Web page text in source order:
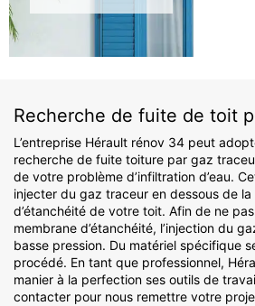
Recherche de fuite de toit
L’entreprise Hérault rénov 34 peut
recherche de fuite toiture par gaz
de votre problème d’infiltration d’eau.
injecter du gaz traceur en dessous de la
d’étanchéité de votre toit. Afin de ne
membrane d’étanchéité, l’injection du
basse pression. Du matériel spécifique
procédé. En tant que professionnel,
manier à la perfection ses outils de
contacter pour nous remettre votre